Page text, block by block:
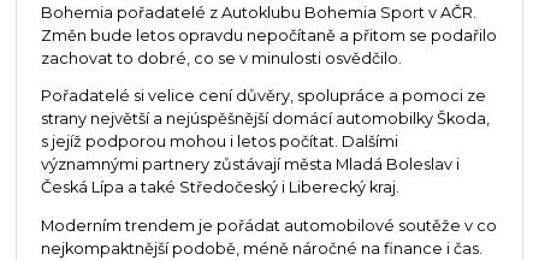
Bohemia pořadatelé z Autoklubu Bohemia Sport v AČR.
Změn bude letos opravdu nepočítaně a přitom se podařilo
zachovat to dobré, co se v minulosti osvědčilo.
Pořadatelé si velice cení důvěry, spolupráce a pomoci ze
strany největší a nejúspěšnější domácí automobilky Škoda,
s jejíž podporou mohou i letos počítat. Dalšími
významnými partnery zůstávají města Mladá Boleslav i
Česká Lípa a také Středočeský i Liberecký kraj.
Moderním trendem je pořádat automobilové soutěže v co
nejkompaktnější podobě, méně náročné na finance i čas.